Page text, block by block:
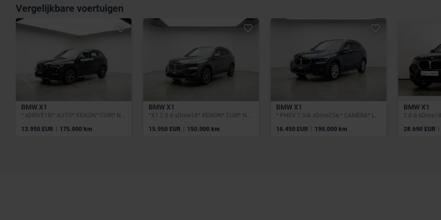
Vergelijkbare voertuigen
BMW X1
* sDRIVE18i* AUTO* XENON* CUIR* NAVI* GARANTIE 12 MOIS*
13.950 EUR | 175.000 km
BMW X1
*X1 2.0 d sDrive18* XENON* CUIR* NAVI* CLIM*
15.950 EUR | 150.000 km
BMW X1
* PHEV 1.5iA xDrive25e * CAMERA* LED* SIEGES CHAUFFANTS*
16.450 EUR | 190.000 km
BMW X1
2.0 d
28.690 EUR |